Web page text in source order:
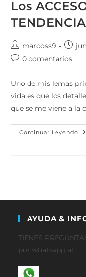
Los
marcoss9
0 comentarios
Uno de mis lemas
vida es que los
que se me viene a la
Continuar Leyendo
AYUDA &
TIENES
por whatsapp al